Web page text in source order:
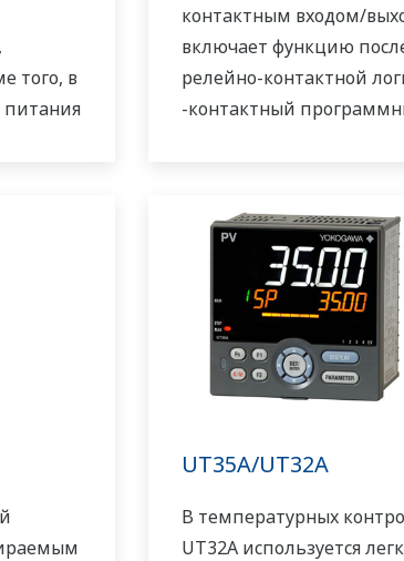
того, в
питания
контактным входом/
включает функцию
релейно-контактной
-контактный
контактной логики
UT35A/UT32A
В температурных
UT32A используется